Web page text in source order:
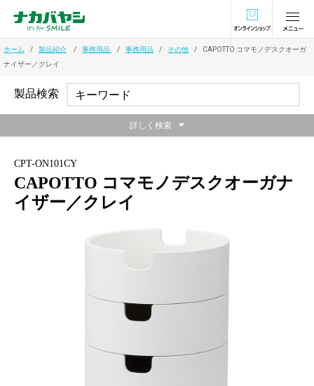
オンラインショ
ホーム 製品紹介 事務用品 事務用品 その他
CAPOTTO コマモノデスクオーガ
ナイザー／クレイ
CPT-ON101CY
CAPOTTO コマモノデスクオーガナ
イザー／クレイ
製品検索
詳しく検索